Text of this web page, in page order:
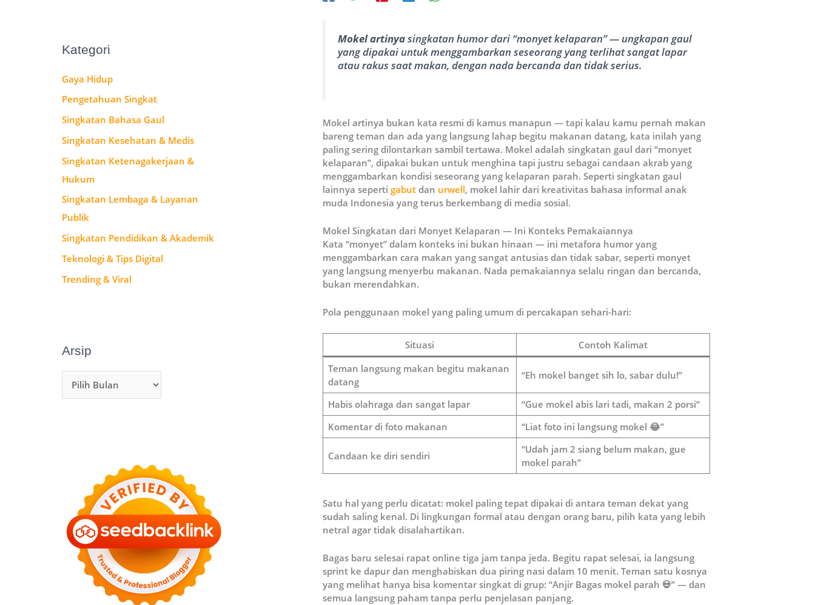
Kategori
Gaya Hidup
Pengetahuan Singkat
Singkatan Bahasa Gaul
Singkatan Kesehatan & Medis
Singkatan Ketenagakerjaan &
Hukum
Singkatan Lembaga & Layanan
Publik
Singkatan Pendidikan & Akademik
Teknologi & Tips Digital
Trending & Viral
Arsip
Mokel artinyasingkatan humor dari “monyet kelaparan” — ungkapan gaul
yang dipakai untuk menggambarkan seseorang yang terlihat sangat lapar
atau rakus saat makan, dengan nada bercanda dan tidak serius.
Mokel artinya bukan kata resmi di kamus manapun — tapi kalau kamu pernah makan
bareng teman dan ada yang langsung lahap begitu makanan datang, kata inilah yang
paling sering dilontarkan sambil tertawa. Mokel adalah singkatan gaul dari “monyet
kelaparan”, dipakai bukan untuk menghina tapi justru sebagai candaan akrab yang
menggambarkan kondisi seseorang yang kelaparan parah. Seperti singkatan gaul
lainnya sepertigabut dan urwell, mokel lahir dari kreativitas bahasa informal anak
muda Indonesia yang terus berkembang di media sosial.
Mokel Singkatan dari Monyet Kelaparan — Ini Konteks Pemakaiannya
Kata “monyet” dalam konteks ini bukan hinaan — ini metafora humor yang
menggambarkan cara makan yang sangat antusias dan tidak sabar, seperti monyet
yang langsung menyerbu makanan. Nada pemakaiannya selalu ringan dan bercanda,
bukan merendahkan.
Pola penggunaan mokel yang paling umum di percakapan sehari-hari:
Situasi
Contoh Kalimat
Teman langsung makan begitu makanan
datang
“Eh mokel banget sih lo, sabar dulu!”
Habis olahraga dan sangat lapar
“Gue mokel abis lari tadi, makan 2 porsi”
Komentar di foto makanan
“Liat foto ini langsung mokel 😂”
Candaan ke diri sendiri
“Udah jam 2 siang belum makan, gue
mokel parah”
Satu hal yang perlu dicatat: mokel paling tepat dipakai di antara teman dekat yang
sudah saling kenal. Di lingkungan formal atau dengan orang baru, pilih kata yang lebih
netral agar tidak disalahartikan.
Bagas baru selesai rapat online tiga jam tanpa jeda. Begitu rapat selesai, ia langsung
sprint ke dapur dan menghabiskan dua piring nasi dalam 10 menit. Teman satu kosnya
yang melihat hanya bisa komentar singkat di grup: “Anjir Bagas mokel parah 💀” — dan
semua langsung paham tanpa perlu penjelasan panjang.